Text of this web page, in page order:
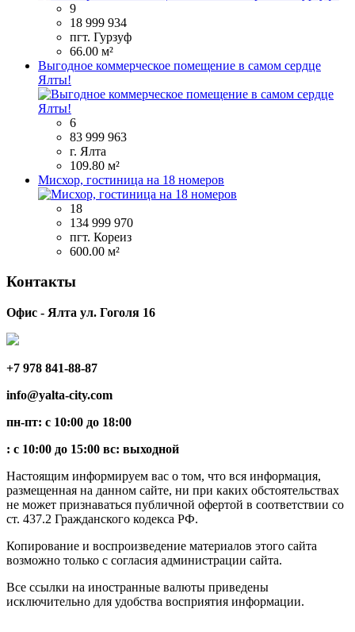
9
18 999 934
пгт. Гурзуф
66.00 м²
Выгодное коммерческое помещение в самом сердце
Ялты!
6
83 999 963
г. Ялта
109.80 м²
Мисхор, гостиница на 18 номеров
18
134 999 970
пгт. Кореиз
600.00 м²
Контакты
Офис - Ялта ул. Гоголя 16
+7 978 841-88-87
info@yalta-city.com
пн-пт: с 10:00 до 18:00
: с 10:00 до 15:00 вс: выходной
Настоящим информируем вас о том, что вся информация,
размещенная на данном сайте, ни при каких обстоятельствах
не может признаваться публичной офертой в соответствии со
ст. 437.2 Гражданского кодекса РФ.
Копирование и воспроизведение материалов этого сайта
возможно только с согласия администрации сайта.
Все ссылки на иностранные валюты приведены
исключительно для удобства восприятия информации.